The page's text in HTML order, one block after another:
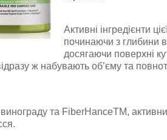
Активні інгредієнти
починаючи з глибини
досягаючи поверхні
ж набувають об’єму та
та FiberHanceTM,